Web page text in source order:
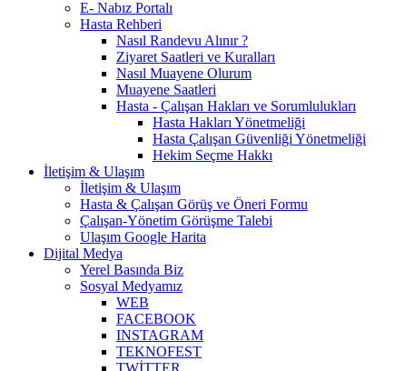
E- Nabız Portalı
Hasta Rehberi
Nasıl Randevu Alınır ?
Ziyaret Saatleri ve Kuralları
Nasıl Muayene Olurum
Muayene Saatleri
Hasta - Çalışan Hakları ve Sorumlulukları
Hasta Hakları Yönetmeliği
Hasta Çalışan Güvenliği Yönetmeliği
Hekim Seçme Hakkı
İletişim & Ulaşım
İletişim & Ulaşım
Hasta & Çalışan Görüş ve Öneri Formu
Çalışan-Yönetim Görüşme Talebi
Ulaşım Google Harita
Dijital Medya
Yerel Basında Biz
Sosyal Medyamız
WEB
FACEBOOK
INSTAGRAM
TEKNOFEST
TWİTTER